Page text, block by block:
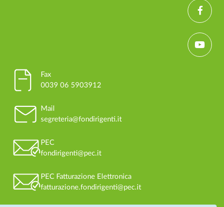
Fax
0039 06 5903912
Mail
segreteria@fondirigenti.it
PEC
fondirigenti@pec.it
PEC Fatturazione Elettronica
fatturazione.fondirigenti@pec.it